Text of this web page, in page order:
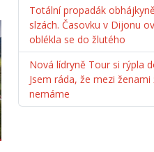
Totální propadák
slzách. Časovku v Dijonu
oblékla se do žlutého
Nová lídryně Tour si rýpla
Jsem ráda, že mezi ženami
nemáme